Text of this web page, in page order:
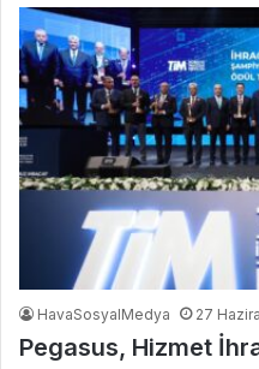
HavaSosyalMedya 27
Pegasus, Hizmet